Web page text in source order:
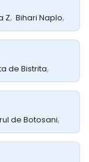
Z, Bihari Naplo,
de Bistrita,
de Botosani,